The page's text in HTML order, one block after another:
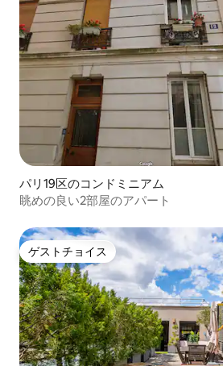
パリ19区のコンドミニアム
眺めの良い2部屋のアパート
ゲストチョイス
ゲストチョイス